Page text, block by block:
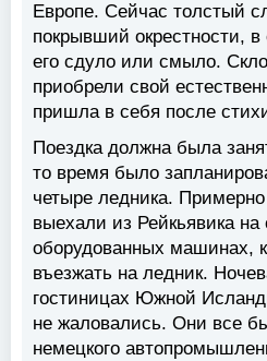
Европе. Сейчас толстый
покрывший окрестности,
его сдуло или смыло.
приобрели свой
пришла в себя после
Поездка должна была
то время было
четыре ледника.
выехали из Рейкьявика на
оборудованных машинах,
въезжать на ледник.
гостиницах Южной
не жаловались. Они все
немецкого